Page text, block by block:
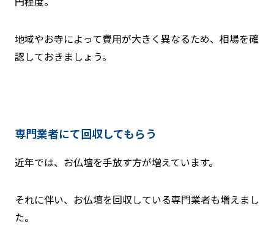
地域やお寺によって費用が大きく異なるため、相場を確
認しておきましょう。
専門業者にて回収してもらう
近年では、お仏壇を手放す方が増えています。
それに伴い、お仏壇を回収している専門業者も増えまし
た。